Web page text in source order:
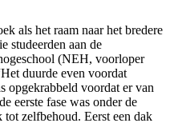
als het raam naar het bredere
studeerden aan de
(NEH, voorloper
duurde even voordat
opgekrabbeld voordat er van
eerste fase was onder de
tot zelfbehoud. Eerst een dak